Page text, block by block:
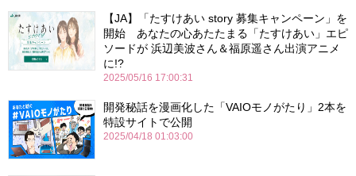
【JA】「たすけあい story 募集キャンペーン」を
開始 あなたの心あたたまる「たすけあい」エピ
ソードが 浜辺美波さん＆福原遥さん出演アニメ
に!?
2025/05/16 17:00:31
開発秘話を漫画化した「VAIOモノがたり」2本を
特設サイトで公開
2025/04/18 01:03:00